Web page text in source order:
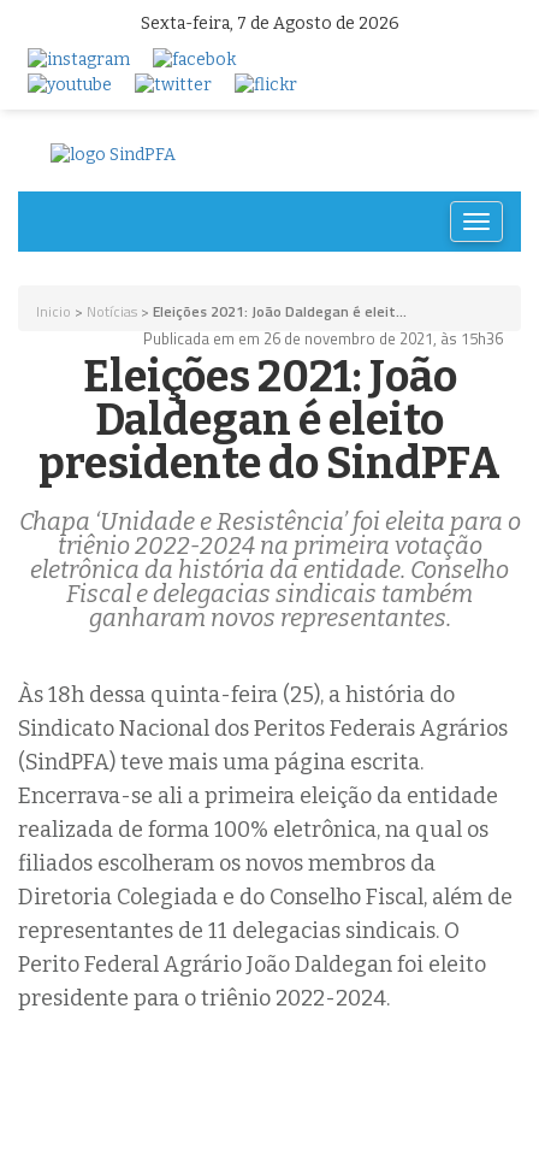
Sexta-feira, 7 de Agosto de 2026
Toggle
Inicio > Notícias > Eleições 2021: João Daldegan é eleit...
Publicada em em 26 de novembro de 2021, às 15h36
Eleições 2021: João
Daldegan é eleito
presidente do SindPFA
Chapa ‘Unidade e Resistência’ foi eleita para o
triênio 2022-2024 na primeira votação
eletrônica da história da entidade. Conselho
Fiscal e delegacias sindicais também
ganharam novos representantes.
Às 18h dessa quinta-feira (25), a história do
Sindicato Nacional dos Peritos Federais Agrários
(SindPFA) teve mais uma página escrita.
Encerrava-se ali a primeira eleição da entidade
realizada de forma 100% eletrônica, na qual os
filiados escolheram os novos membros da
Diretoria Colegiada e do Conselho Fiscal, além de
representantes de 11 delegacias sindicais. O
Perito Federal Agrário João Daldegan foi eleito
presidente para o triênio 2022-2024.